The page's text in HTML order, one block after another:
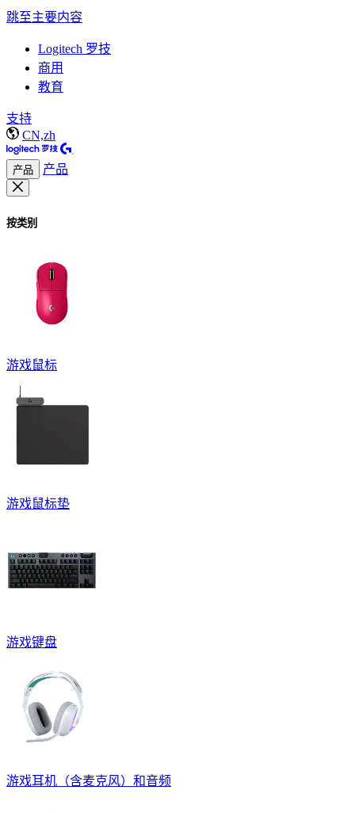
跳至主要内容
Logitech 罗技
商用
教育
支持
CN,zh
产品 产品
按类别
游戏鼠标
游戏鼠标垫
游戏键盘
游戏耳机（含麦克风）和音频